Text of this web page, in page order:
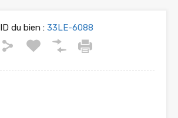
ID du bien :33LE-6088